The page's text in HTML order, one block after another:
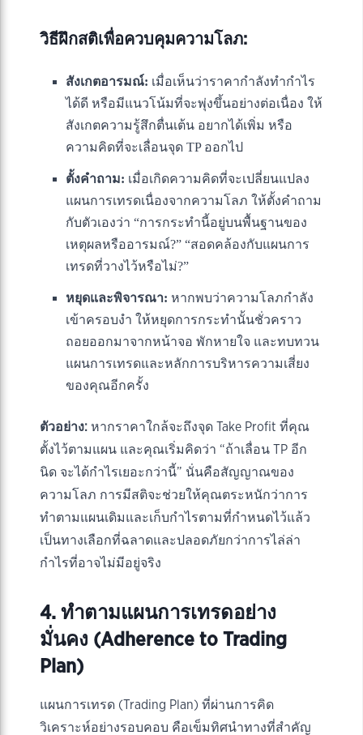
วิธีฝึกสติเพื่อควบคุมความโลภ:
สังเกตอารมณ์: เมื่อเห็นว่าราคากำลังทำกำไร
ได้ดี หรือมีแนวโน้มที่จะพุ่งขึ้นอย่างต่อเนื่อง ให้
สังเกตความรู้สึกตื่นเต้น อยากได้เพิ่ม หรือ
ความคิดที่จะเลื่อนจุด TP ออกไป
ตั้งคำถาม: เมื่อเกิดความคิดที่จะเปลี่ยนแปลง
แผนการเทรดเนื่องจากความโลภ ให้ตั้งคำถาม
กับตัวเองว่า “การกระทำนี้อยู่บนพื้นฐานของ
เหตุผลหรืออารมณ์?” “สอดคล้องกับแผนการ
เทรดที่วางไว้หรือไม่?”
หยุดและพิจารณา: หากพบว่าความโลภกำลัง
เข้าครอบงำ ให้หยุดการกระทำนั้นชั่วคราว
ถอยออกมาจากหน้าจอ พักหายใจ และทบทวน
แผนการเทรดและหลักการบริหารความเสี่ยง
ของคุณอีกครั้ง
ตัวอย่าง: หากราคาใกล้จะถึงจุด Take Profit ที่คุณ
ตั้งไว้ตามแผน และคุณเริ่มคิดว่า “ถ้าเลื่อน TP อีก
นิด จะได้กำไรเยอะกว่านี้” นั่นคือสัญญาณของ
ความโลภ การมีสติจะช่วยให้คุณตระหนักว่าการ
ทำตามแผนเดิมและเก็บกำไรตามที่กำหนดไว้แล้ว
เป็นทางเลือกที่ฉลาดและปลอดภัยกว่าการไล่ล่า
กำไรที่อาจไม่มีอยู่จริง
4. ทำตามแผนการเทรดอย่าง
มั่นคง (Adherence to Trading
Plan)
แผนการเทรด (Trading Plan) ที่ผ่านการคิด
วิเคราะห์อย่างรอบคอบ คือเข็มทิศนำทางที่สำคัญ